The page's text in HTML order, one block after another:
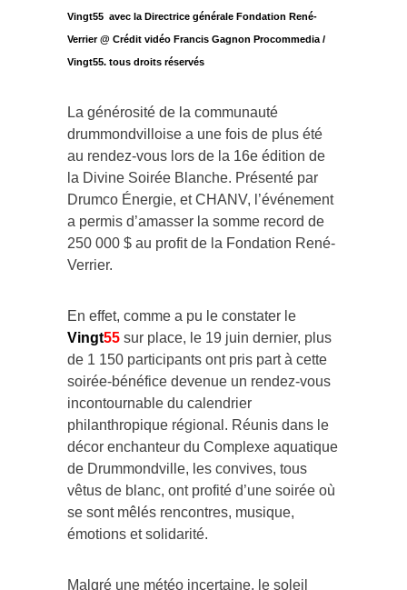
Vingt55 avec la Directrice générale Fondation René-
Verrier @ Crédit vidéo Francis Gagnon Procommedia /
Vingt55. tous droits réservés
La générosité de la communauté
drummondvilloise a une fois de plus été
au rendez-vous lors de la 16e édition de
la Divine Soirée Blanche. Présenté par
Drumco Énergie, et CHANV, l’événement
a permis d’amasser la somme record de
250 000 $ au profit de la Fondation René-
Verrier.
En effet, comme a pu le constater le
Vingt55 sur place, le 19 juin dernier, plus
de 1 150 participants ont pris part à cette
soirée-bénéfice devenue un rendez-vous
incontournable du calendrier
philanthropique régional. Réunis dans le
décor enchanteur du Complexe aquatique
de Drummondville, les convives, tous
vêtus de blanc, ont profité d’une soirée où
se sont mêlés rencontres, musique,
émotions et solidarité.
Malgré une météo incertaine, le soleil